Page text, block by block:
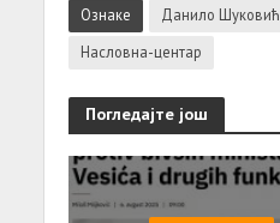
Ознаке Данило Шуковић
Насловна-центар
Погледајте још